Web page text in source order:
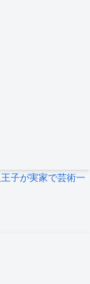
子が実家で芸術一